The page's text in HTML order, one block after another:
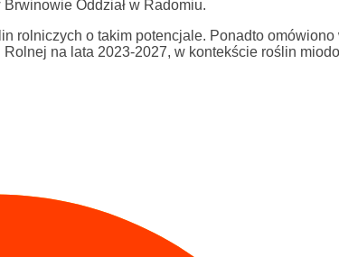
Oddział w Radomiu.
rolniczych o takim potencjale. Ponadto omówiono
na lata 2023-2027, w kontekście roślin